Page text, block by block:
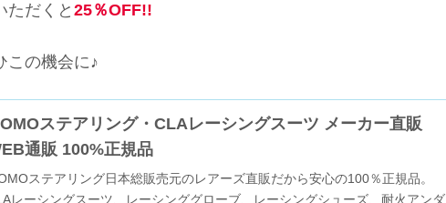
ただくと25％OFF!!
この機会に♪
ステアリング・CLAレーシングスーツ メーカー直販
通販 100%正規品
ステアリング日本総販売元のレアーズ直販だから安心の100％正規品。
レーシングスーツ、レーシンググローブ、レーシングシューズ、耐火アンダ